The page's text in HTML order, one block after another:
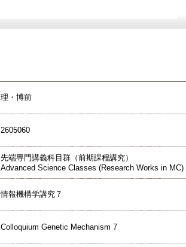
理・博前
2605060
先端専門講義科目群（前期課程講究）
Advanced Science Classes (Research Works in MC)
情報機構学講究７
Colloquium Genetic Mechanism 7